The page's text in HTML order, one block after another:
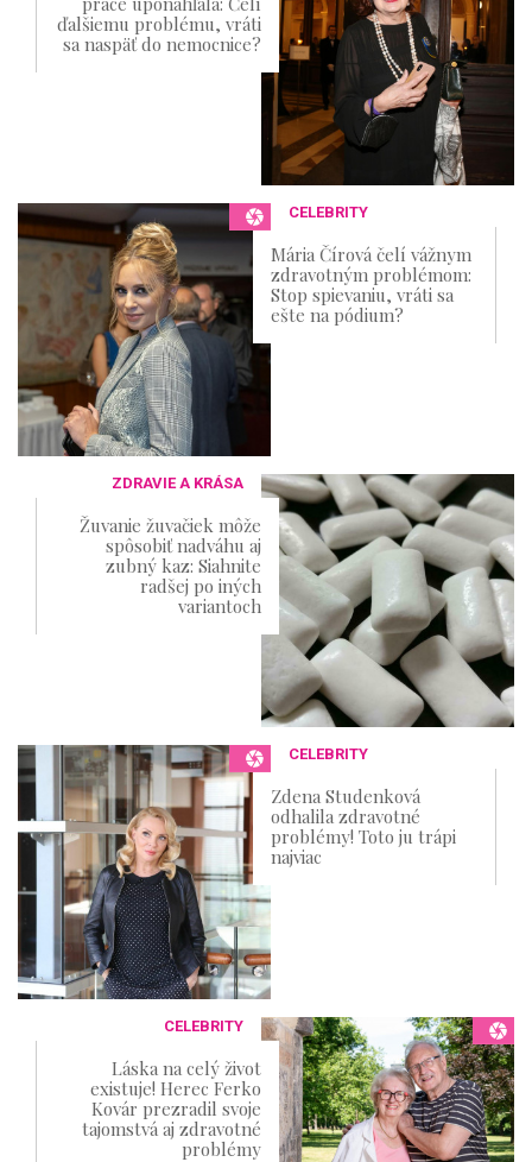
ďalšiemu problému, vráti
sa naspäť do nemocnice?
CELEBRITY
Mária Čírová čelí vážnym
zdravotným problémom:
Stop spievaniu, vráti sa
ešte na pódium?
ZDRAVIE A KRÁSA
Žuvanie žuvačiek môže
spôsobiť nadváhu aj
zubný kaz: Siahnite
radšej po iných
variantoch
CELEBRITY
Zdena Studenková
odhalila zdravotné
problémy! Toto ju trápi
najviac
CELEBRITY
Láska na celý život
existuje! Herec Ferko
Kovár prezradil svoje
tajomstvá aj zdravotné
problémy